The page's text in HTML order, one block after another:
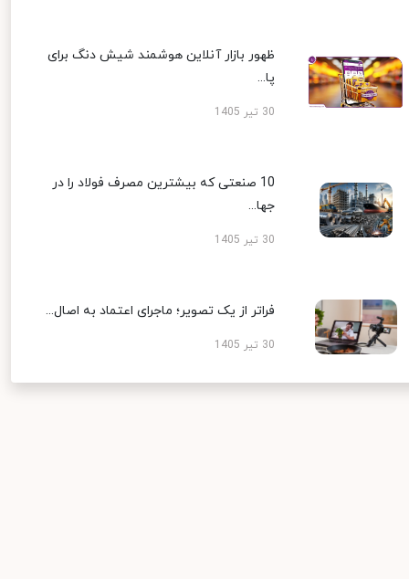
ظهور بازار آنلاین هوشمند شیش دنگ برای
پا...
30 تیر 1405
10 صنعتی که بیشترین مصرف فولاد را در
جها...
30 تیر 1405
فراتر از یک تصویر؛ ماجرای اعتماد به اصال...
30 تیر 1405